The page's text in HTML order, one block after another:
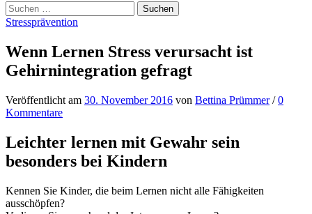
Suchen
nach:
Stressprävention
Wenn Lernen Stress verursacht ist
Gehirnintegration gefragt
Veröffentlicht am 30. November 2016 von Bettina Prümmer /0
Kommentare
Leichter lernen mit Gewahr sein
besonders bei Kindern
Kennen Sie Kinder, die beim Lernen nicht alle Fähigkeiten
ausschöpfen?